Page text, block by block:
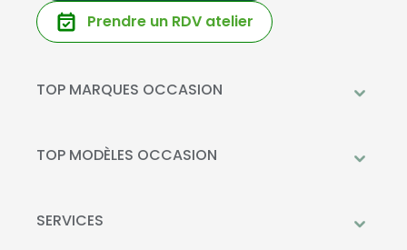
Prendre un RDV atelier
TOP MARQUES OCCASION
Mercedes-Benz
TOP MODÈLES OCCASION
Peugeot 208
SERVICES